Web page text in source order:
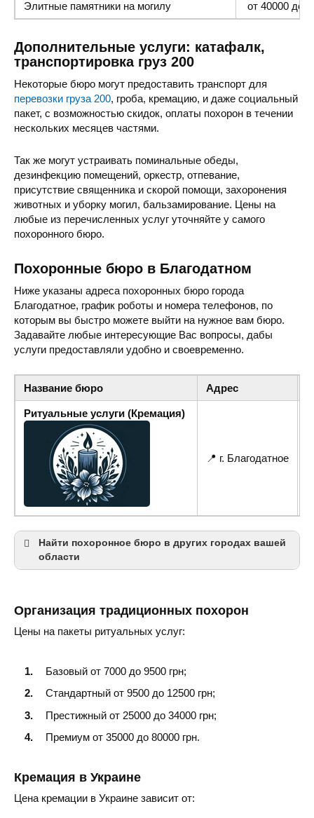
Элитные памятники на могилу от 40000 до
Дополнительные услуги: катафалк,
транспортировка груз 200
Некоторые бюро могут предоставить транспорт для
перевозки груза 200, гроба, кремацию, и даже социальный
пакет, с возможностью скидок, оплаты похорон в течении
нескольких месяцев частями.
Так же могут устраивать поминальные обеды,
дезинфекцию помещений, оркестр, отпевание,
присутствие священника и скорой помощи, захоронения
животных и уборку могил, бальзамирование. Цены на
любые из перечисленных услуг уточняйте у самого
похоронного бюро.
Похоронные бюро в Благодатном
Ниже указаны адреса похоронных бюро города
Благодатное, график роботы и номера телефонов, по
которым вы быстро можете выйти на нужное вам бюро.
Задавайте любые интересующие Вас вопросы, дабы
услуги предоставляли удобно и своевременно.
Название бюро Адрес
Ритуальные услуги (Кремация)
📍 г. Благодатное
Найти похоронное бюро в других городах вашей
области
Умань
Золотоноша
Канев
Организация традиционных похорон
Цены на пакеты ритуальных услуг:
Базовый от 7000 до 9500 грн;
Стандартный от 9500 до 12500 грн;
Престижный от 25000 до 34000 грн;
Премиум от 35000 до 80000 грн.
Кремация в Украине
Цена кремации в Украине зависит от: